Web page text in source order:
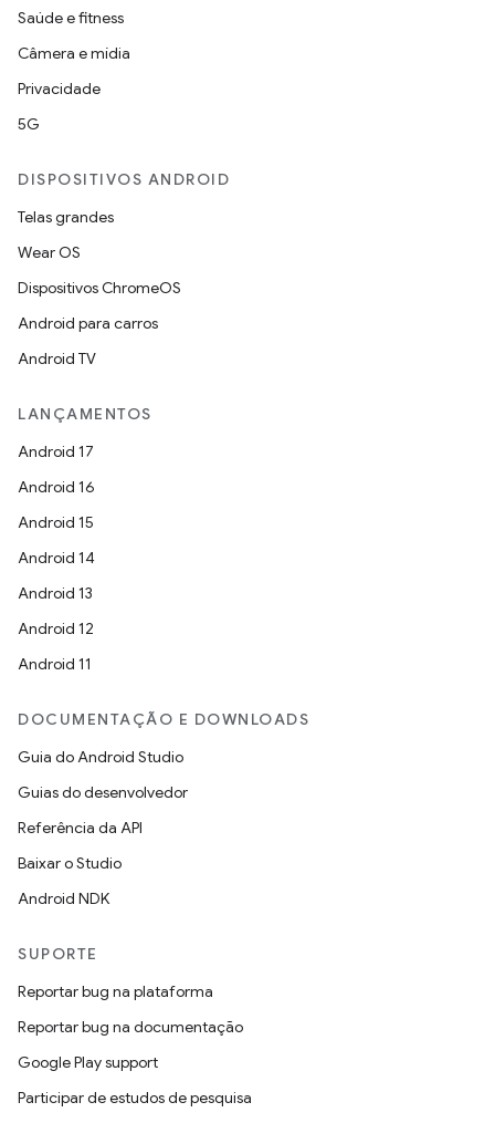
Saúde e fitness
Câmera e mídia
Privacidade
5G
DISPOSITIVOS ANDROID
Telas grandes
Wear OS
Dispositivos ChromeOS
Android para carros
Android TV
LANÇAMENTOS
Android 17
Android 16
Android 15
Android 14
Android 13
Android 12
Android 11
DOCUMENTAÇÃO E DOWNLOADS
Guia do Android Studio
Guias do desenvolvedor
Referência da API
Baixar o Studio
Android NDK
SUPORTE
Reportar bug na plataforma
Reportar bug na documentação
Google Play support
Participar de estudos de pesquisa